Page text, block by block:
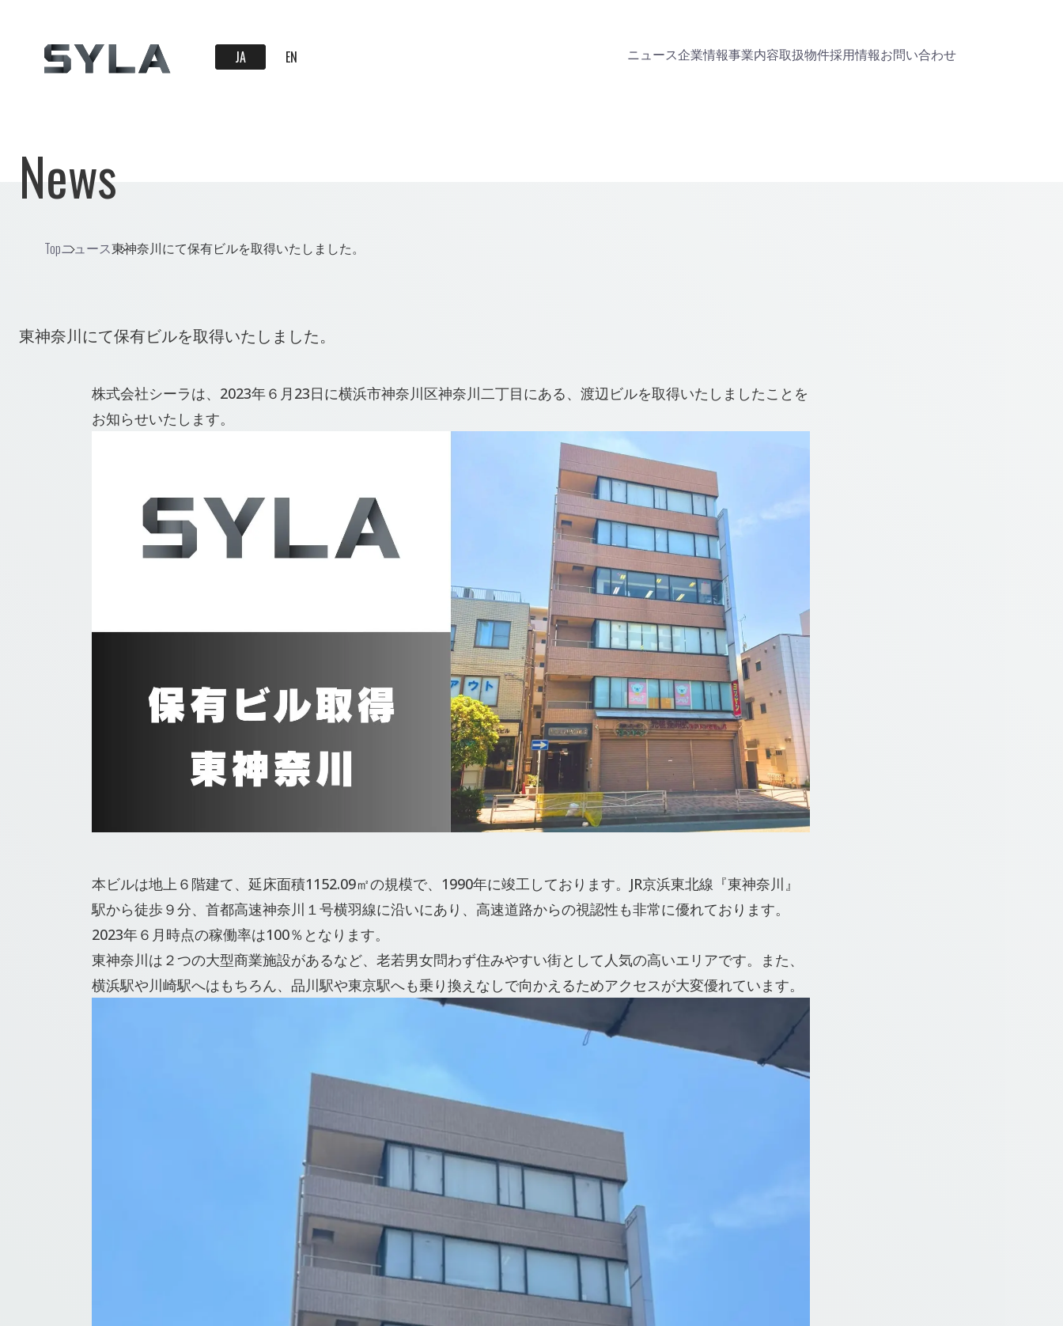
JA EN ニュース企業情報事業内容取扱物件採用情報お問い合わせ
News
Topニュース東神奈川にて保有ビルを取得いたしました。
東神奈川にて保有ビルを取得いたしました。
株式会社シーラは、2023年６⽉23⽇に横浜市神奈川区神奈川⼆丁⽬にある、渡辺ビルを取得いたしましたことを
お知らせいたします。
本ビルは地上６階建て、延床面積1152.09㎡の規模で、1990年に竣工しております。JR京浜東北線『東神奈川』
駅から徒歩９分、首都高速神奈川１号横羽線に沿いにあり、高速道路からの視認性も非常に優れております。
2023年６月時点の稼働率は100％となります。
東神奈川は２つの大型商業施設があるなど、老若男女問わず住みやすい街として人気の高いエリアです。また、
横浜駅や川崎駅へはもちろん、品川駅や東京駅へも乗り換えなしで向かえるためアクセスが大変優れています。